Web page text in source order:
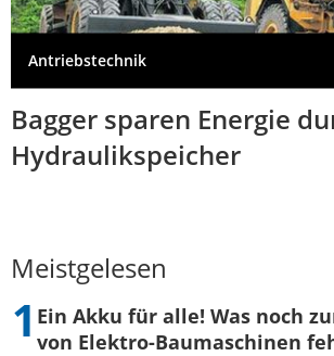
Antriebstechnik
Bagger sparen Energie
Hydraulikspeicher
Meistgelesen
Ein Akku für alle! Was noch
von Elektro-Baumaschinen